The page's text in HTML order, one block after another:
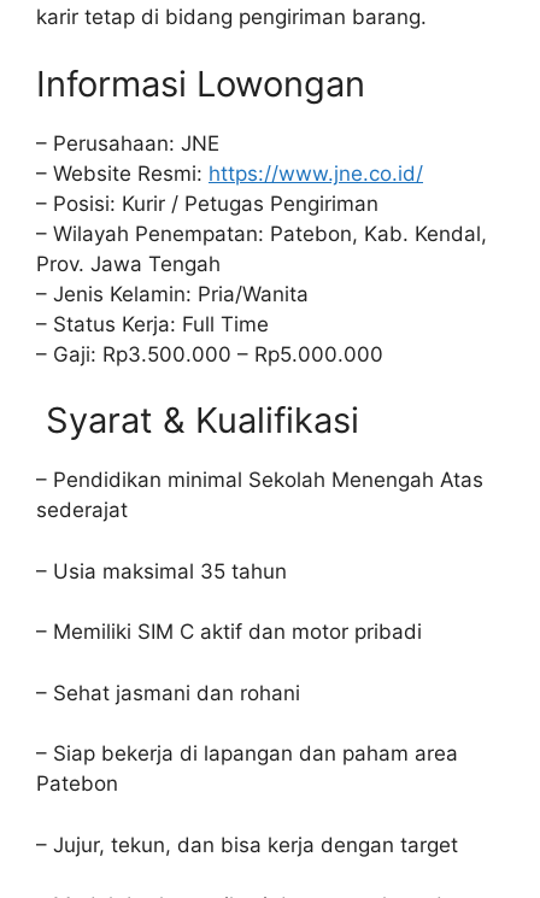
karir tetap di bidang pengiriman barang.
Informasi Lowongan
– Perusahaan: JNE
– Website Resmi: https://www.jne.co.id/
– Posisi: Kurir / Petugas Pengiriman
– Wilayah Penempatan: Patebon, Kab. Kendal,
Prov. Jawa Tengah
– Jenis Kelamin: Pria/Wanita
– Status Kerja: Full Time
– Gaji: Rp3.500.000 – Rp5.000.000
Syarat & Kualifikasi
– Pendidikan minimal Sekolah Menengah Atas
sederajat
– Usia maksimal 35 tahun
– Memiliki SIM C aktif dan motor pribadi
– Sehat jasmani dan rohani
– Siap bekerja di lapangan dan paham area
Patebon
– Jujur, tekun, dan bisa kerja dengan target